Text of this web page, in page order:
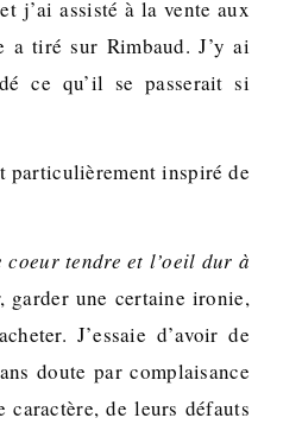
j’ai assisté à la vente aux
a tiré sur Rimbaud. J’y ai
ce qu’il se passerait si
inspiré de
coeur tendre et l’oeil dur à
une certaine ironie,
J’essaie d’avoir de
doute par complaisance
caractère, de leurs défauts